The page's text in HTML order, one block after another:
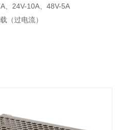
、24V-10A、48V-5A
（过电流）